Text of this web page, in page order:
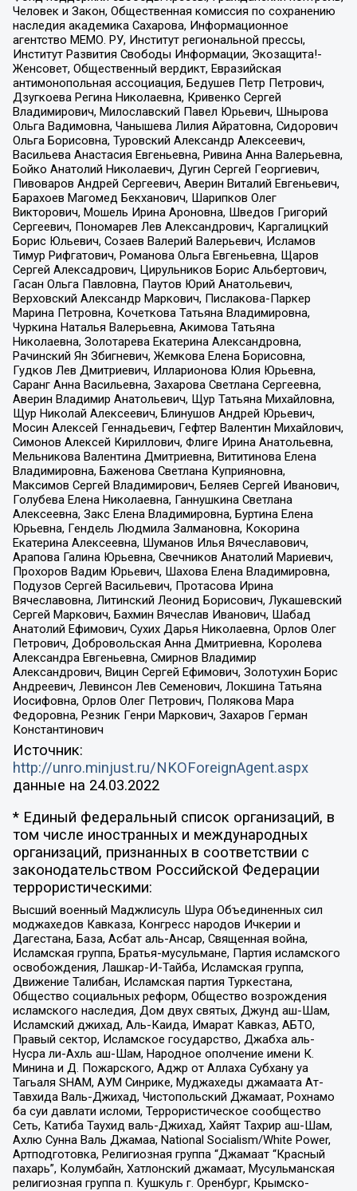
Человек и Закон, Общественная комиссия по сохранению
наследия академика Сахарова, Информационное
агентство МЕМО. РУ, Институт региональной прессы,
Институт Развития Свободы Информации, Экозащита!-
Женсовет, Общественный вердикт, Евразийская
антимонопольная ассоциация, Бедушев Петр Петрович,
Дзугкоева Регина Николаевна, Кривенко Сергей
Владимирович, Милославский Павел Юрьевич, Шнырова
Ольга Вадимовна, Чанышева Лилия Айратовна, Сидорович
Ольга Борисовна, Туровский Александр Алексеевич,
Васильева Анастасия Евгеньевна, Ривина Анна Валерьевна,
Бойко Анатолий Николаевич, Дугин Сергей Георгиевич,
Пивоваров Андрей Сергеевич, Аверин Виталий Евгеньевич,
Барахоев Магомед Бекханович, Шарипков Олег
Викторович, Мошель Ирина Ароновна, Шведов Григорий
Сергеевич, Пономарев Лев Александрович, Каргалицкий
Борис Юльевич, Созаев Валерий Валерьевич, Исламов
Тимур Рифгатович, Романова Ольга Евгеньевна, Щаров
Сергей Алексадрович, Цирульников Борис Альбертович,
Гасан Ольга Павловна, Паутов Юрий Анатольевич,
Верховский Александр Маркович, Пислакова-Паркер
Марина Петровна, Кочеткова Татьяна Владимировна,
Чуркина Наталья Валерьевна, Акимова Татьяна
Николаевна, Золотарева Екатерина Александровна,
Рачинский Ян Збигневич, Жемкова Елена Борисовна,
Гудков Лев Дмитриевич, Илларионова Юлия Юрьевна,
Саранг Анна Васильевна, Захарова Светлана Сергеевна,
Аверин Владимир Анатольевич, Щур Татьяна Михайловна,
Щур Николай Алексеевич, Блинушов Андрей Юрьевич,
Мосин Алексей Геннадьевич, Гефтер Валентин Михайлович,
Симонов Алексей Кириллович, Флиге Ирина Анатольевна,
Мельникова Валентина Дмитриевна, Вититинова Елена
Владимировна, Баженова Светлана Куприяновна,
Максимов Сергей Владимирович, Беляев Сергей Иванович,
Голубева Елена Николаевна, Ганнушкина Светлана
Алексеевна, Закс Елена Владимировна, Буртина Елена
Юрьевна, Гендель Людмила Залмановна, Кокорина
Екатерина Алексеевна, Шуманов Илья Вячеславович,
Арапова Галина Юрьевна, Свечников Анатолий Мариевич,
Прохоров Вадим Юрьевич, Шахова Елена Владимировна,
Подузов Сергей Васильевич, Протасова Ирина
Вячеславовна, Литинский Леонид Борисович, Лукашевский
Сергей Маркович, Бахмин Вячеслав Иванович, Шабад
Анатолий Ефимович, Сухих Дарья Николаевна, Орлов Олег
Петрович, Добровольская Анна Дмитриевна, Королева
Александра Евгеньевна, Смирнов Владимир
Александрович, Вицин Сергей Ефимович, Золотухин Борис
Андреевич, Левинсон Лев Семенович, Локшина Татьяна
Иосифовна, Орлов Олег Петрович, Полякова Мара
Федоровна, Резник Генри Маркович, Захаров Герман
Константинович
Источник:
http://unro.minjust.ru/NKOForeignAgent.aspx
данные на 24.03.2022
* Единый федеральный список организаций, в
том числе иностранных и международных
организаций, признанных в соответствии с
законодательством Российской Федерации
террористическими:
Высший военный Маджлисуль Шура Объединенных сил
моджахедов Кавказа, Конгресс народов Ичкерии и
Дагестана, База, Асбат аль-Ансар, Священная война,
Исламская группа, Братья-мусульмане, Партия исламского
освобождения, Лашкар-И-Тайба, Исламская группа,
Движение Талибан, Исламская партия Туркестана,
Общество социальных реформ, Общество возрождения
исламского наследия, Дом двух святых, Джунд аш-Шам,
Исламский джихад, Аль-Каида, Имарат Кавказ, АБТО,
Правый сектор, Исламское государство, Джабха аль-
Нусра ли-Ахль аш-Шам, Народное ополчение имени К.
Минина и Д. Пожарского, Аджр от Аллаха Субхану уа
Тагьаля SHAM, АУМ Синрике, Муджахеды джамаата Ат-
Тавхида Валь-Джихад, Чистопольский Джамаат, Рохнамо
ба суи давлати исломи, Террористическое сообщество
Сеть, Катиба Таухид валь-Джихад, Хайят Тахрир аш-Шам,
Ахлю Сунна Валь Джамаа, National Socialism/White Power,
Артподготовка, Религиозная группа “Джамаат “Красный
пахарь”, Колумбайн, Хатлонский джамаат, Мусульманская
религиозная группа п. Кушкуль г. Оренбург, Крымско-